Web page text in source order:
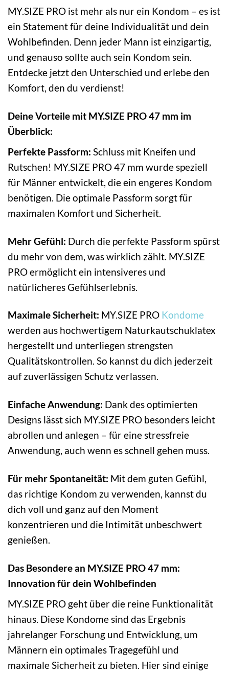
MY.SIZE PRO ist mehr als nur ein Kondom – es ist
ein Statement für deine Individualität und dein
Wohlbefinden. Denn jeder Mann ist einzigartig,
und genauso sollte auch sein Kondom sein.
Entdecke jetzt den Unterschied und erlebe den
Komfort, den du verdienst!
Deine Vorteile mit MY.SIZE PRO 47 mm im
Überblick:
Perfekte Passform: Schluss mit Kneifen und
Rutschen! MY.SIZE PRO 47 mm wurde speziell
für Männer entwickelt, die ein engeres Kondom
benötigen. Die optimale Passform sorgt für
maximalen Komfort und Sicherheit.
Mehr Gefühl: Durch die perfekte Passform spürst
du mehr von dem, was wirklich zählt. MY.SIZE
PRO ermöglicht ein intensiveres und
natürlicheres Gefühlserlebnis.
Maximale Sicherheit: MY.SIZE PRO Kondome
werden aus hochwertigem Naturkautschuklatex
hergestellt und unterliegen strengsten
Qualitätskontrollen. So kannst du dich jederzeit
auf zuverlässigen Schutz verlassen.
Einfache Anwendung: Dank des optimierten
Designs lässt sich MY.SIZE PRO besonders leicht
abrollen und anlegen – für eine stressfreie
Anwendung, auch wenn es schnell gehen muss.
Für mehr Spontaneität: Mit dem guten Gefühl,
das richtige Kondom zu verwenden, kannst du
dich voll und ganz auf den Moment
konzentrieren und die Intimität unbeschwert
genießen.
Das Besondere an MY.SIZE PRO 47 mm:
Innovation für dein Wohlbefinden
MY.SIZE PRO geht über die reine Funktionalität
hinaus. Diese Kondome sind das Ergebnis
jahrelanger Forschung und Entwicklung, um
Männern ein optimales Tragegefühl und
maximale Sicherheit zu bieten. Hier sind einige